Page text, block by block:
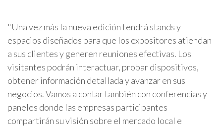
"Una vez más la nueva edición tendrá stands y
espacios diseñados para que los expositores atiendan
a sus clientes y generen reuniones efectivas. Los
visitantes podrán interactuar, probar dispositivos,
obtener información detallada y avanzar en sus
negocios. Vamos a contar también con conferencias y
paneles donde las empresas participantes
compartirán su visión sobre el mercado local e